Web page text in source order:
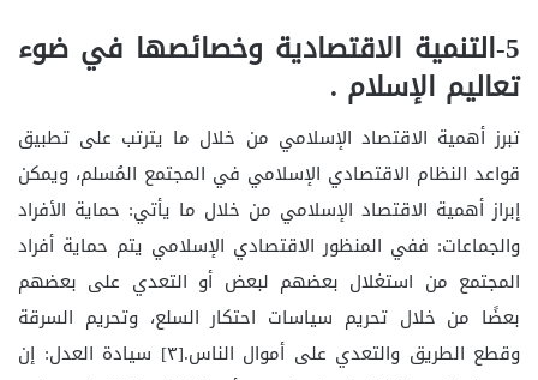
5-التنمية الاقتصادية وخصائصها في ضوء
تعاليم الإسلام .
تبرز أهمية الاقتصاد الإسلامي من خلال ما يترتب على تطبيق
قواعد النظام الاقتصادي الإسلامي في المجتمع المُسلم، ويمكن
إبراز أهمية الاقتصاد الإسلامي من خلال ما يأتي: حماية الأفراد
والجماعات: ففي المنظور الاقتصادي الإسلامي يتم حماية أفراد
المجتمع من استغلال بعضهم لبعض أو التعدي على بعضهم
بعضًا من خلال تحريم سياسات احتكار السلع، وتحريم السرقة
وقطع الطريق والتعدي على أموال الناس.[٣] سيادة العدل: إن